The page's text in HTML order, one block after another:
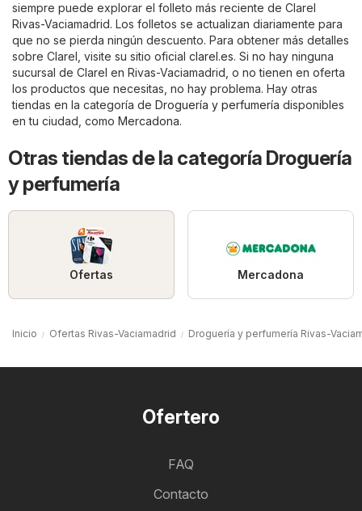
siempre puede explorar el folleto más reciente de Clarel
Rivas-Vaciamadrid. Los folletos se actualizan diariamente para
que no se pierda ningún descuento. Para obtener más detalles
sobre Clarel, visite su sitio oficial clarel.es. Si no hay ninguna
sucursal de Clarel en Rivas-Vaciamadrid, o no tienen en oferta
los productos que necesitas, no hay problema. Hay otras
tiendas en la categoría de Droguería y perfumería disponibles
en tu ciudad, como Mercadona.
Otras tiendas de la categoría Droguería
y perfumería
Ofertas Mercadona
Inicio Ofertas Rivas-Vaciamadrid Droguería y perfumería Rivas-
Ofertero
FAQ
Contacto